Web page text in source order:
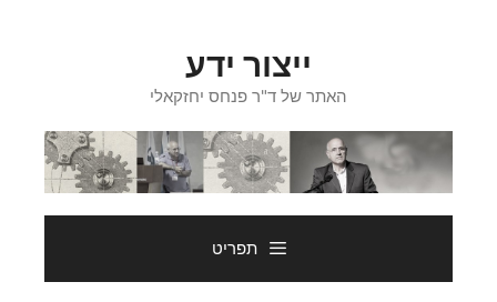
ייצור ידע
האתר של ד"ר פנחס יחזקאלי
תפריט